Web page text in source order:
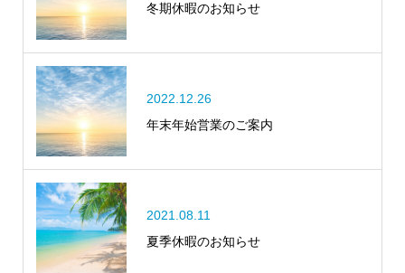
冬期休暇のお知らせ
2022.12.26
年末年始営業のご案内
2021.08.11
夏季休暇のお知らせ